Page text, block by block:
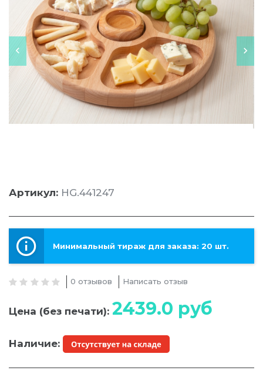
Артикул: HG.441247
Минимальный тираж для заказа: 20 шт.
0 отзывов Написать отзыв
Цена (без печати): 2439.0 руб
Наличие: